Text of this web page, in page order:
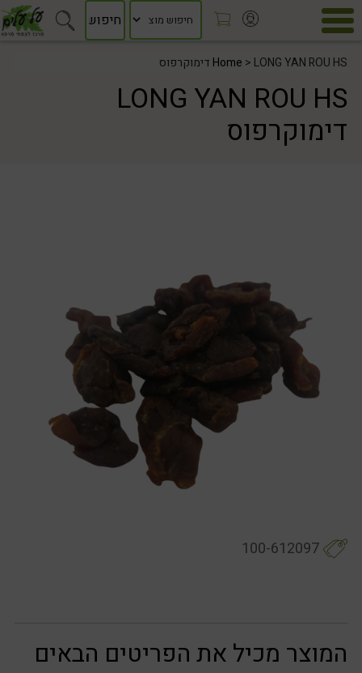
Home > LONG YAN ROU HS דימוקרפוס
LONG YAN ROU HS
דימוקרפוס
100-612097
המוצר מכיל את הפריטים הבאים